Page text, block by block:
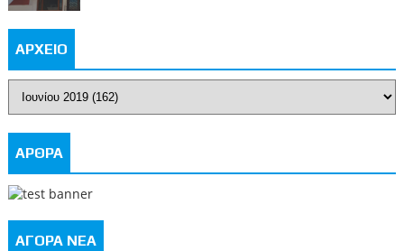
ΑΡΧΕΙΟ
ΑΡΘΡΑ
ΑΓΟΡΑ ΝΕΑ